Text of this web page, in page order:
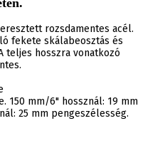
rozsdamentes acél.
fekete skálabeosztás és
teljes hosszra vonatkozó
150 mm/6" hossznál: 19 mm
25 mm pengeszélesség.